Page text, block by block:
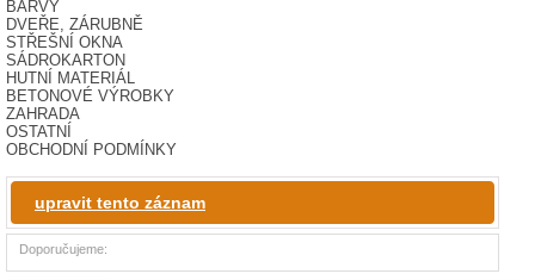
BARVY
DVEŘE, ZÁRUBNĚ
STŘEŠNÍ OKNA
SÁDROKARTON
HUTNÍ MATERIÁL
BETONOVÉ VÝROBKY
ZAHRADA
OSTATNÍ
OBCHODNÍ PODMÍNKY
upravit tento záznam
Doporučujeme: